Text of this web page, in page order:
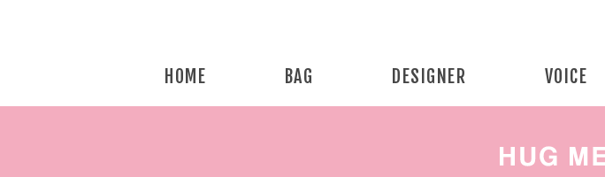
HOME BAG DESIGNER VOICE